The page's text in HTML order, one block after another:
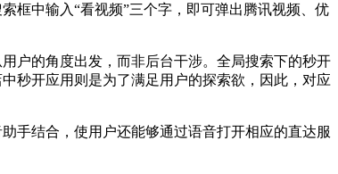
框中输入“看视频”三个字，即可弹出腾讯视频、优
户的角度出发，而非后台干涉。全局搜索下的秒开
秒开应用则是为了满足用户的探索欲，因此，对应
结合，使用户还能够通过语音打开相应的直达服